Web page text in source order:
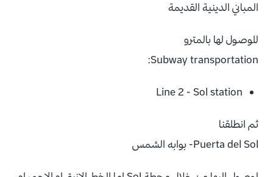
المباني الدينية القديمة
للوصول لها بالمترو
Subway transportation:
Line 2 - Sol station
ثم انطلقنا
Puerta del Sol- بوابه الشمس